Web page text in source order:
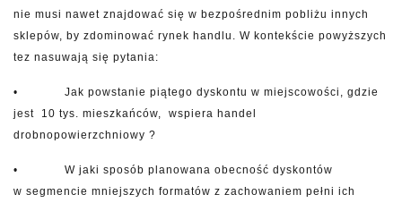
nie musi nawet znajdować się w bezpośrednim pobliżu innych
sklepów, by zdominować rynek handlu. W kontekście powyższych
tez nasuwają się pytania:
• Jak powstanie piątego dyskontu w miejscowości, gdzie
jest 10 tys. mieszkańców, wspiera handel
drobnopowierzchniowy ?
• W jaki sposób planowana obecność dyskontów
w segmencie mniejszych formatów z zachowaniem pełni ich